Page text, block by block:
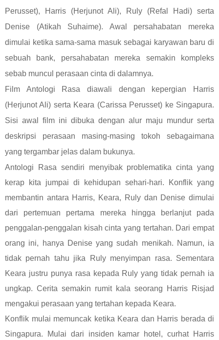
Perusset), Harris (Herjunot Ali), Ruly (Refal Hadi) serta
Denise (Atikah Suhaime). Awal persahabatan mereka
dimulai ketika sama-sama masuk sebagai karyawan baru di
sebuah bank, persahabatan mereka semakin kompleks
sebab muncul perasaan cinta di dalamnya.
Film Antologi Rasa diawali dengan kepergian Harris
(Herjunot Ali) serta Keara (Carissa Perusset) ke Singapura.
Sisi awal film ini dibuka dengan alur maju mundur serta
deskripsi perasaan masing-masing tokoh sebagaimana
yang tergambar jelas dalam bukunya.
Antologi Rasa sendiri menyibak problematika cinta yang
kerap kita jumpai di kehidupan sehari-hari. Konflik yang
membantin antara Harris, Keara, Ruly dan Denise dimulai
dari pertemuan pertama mereka hingga berlanjut pada
penggalan-penggalan kisah cinta yang tertahan. Dari empat
orang ini, hanya Denise yang sudah menikah. Namun, ia
tidak pernah tahu jika Ruly menyimpan rasa. Sementara
Keara justru punya rasa kepada Ruly yang tidak pernah ia
ungkap. Cerita semakin rumit kala seorang Harris Risjad
mengakui perasaan yang tertahan kepada Keara.
Konflik mulai memuncak ketika Keara dan Harris berada di
Singapura. Mulai dari insiden kamar hotel, curhat Harris